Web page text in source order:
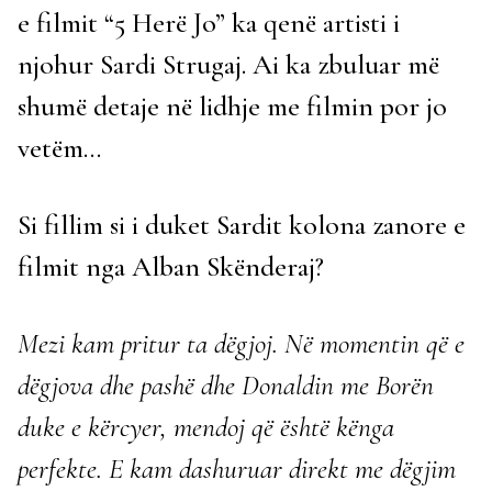
e filmit “5 Herë Jo” ka qenë artisti i
njohur Sardi Strugaj. Ai ka zbuluar më
shumë detaje në lidhje me filmin por jo
vetëm…
Si fillim si i duket Sardit kolona zanore e
filmit nga Alban Skënderaj?
Mezi kam pritur ta dëgjoj. Në momentin që e
dëgjova dhe pashë dhe Donaldin me Borën
duke e kërcyer, mendoj që është kënga
perfekte. E kam dashuruar direkt me dëgjim